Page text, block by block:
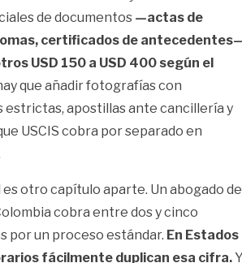
de documentos —actas de
certificados de
USD 150 a USD 400 según el
que añadir fotografías con
estrictas, apostillas ante cancillería y
USCIS cobra por separado en
es otro capítulo aparte. Un abogado de
cobra entre dos y cinco
por un proceso estándar. En Estados
fácilmente duplican esa cifra.